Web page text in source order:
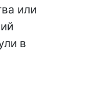
или
в